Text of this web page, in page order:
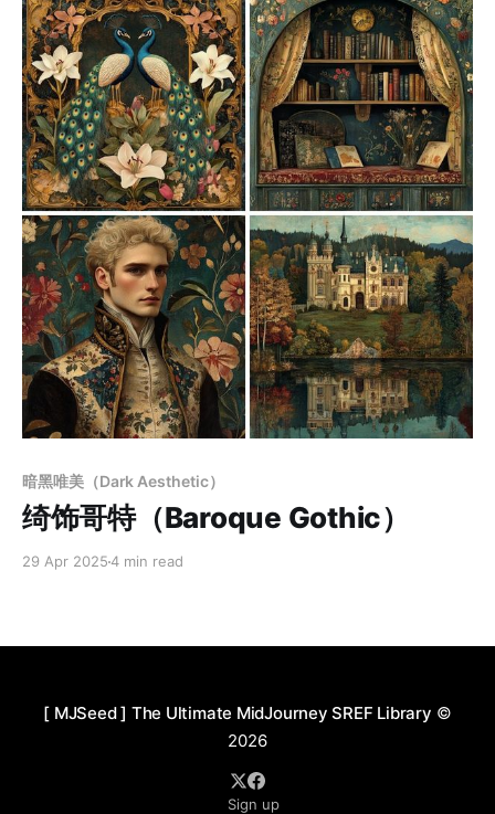
暗黑唯美（Dark Aesthetic）
绮饰哥特（Baroque Gothic）
29 Apr 20254 min read
[ MJSeed ] The Ultimate MidJourney SREF Library ©
2026
Sign up